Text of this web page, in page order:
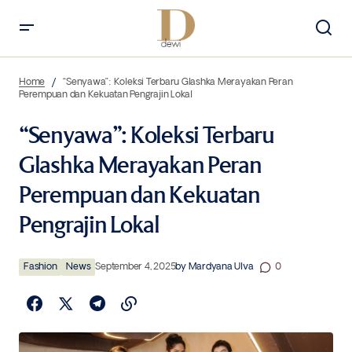
dan Kekuatan Pengrajin Lokal
Home
“Senyawa”: Koleksi Terbaru Glashka Merayakan Peran
Perempuan dan Kekuatan Pengrajin Lokal
“Senyawa”: Koleksi Terbaru
Glashka Merayakan Peran
Perempuan dan Kekuatan
Pengrajin Lokal
Fashion News September 4, 2025by Mardyana Ulva 0